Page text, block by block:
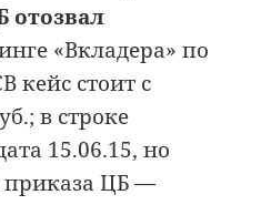
отозвал
«Вкладера» по
кейс стоит с
в строке
15.06.15, но
приказа ЦБ —